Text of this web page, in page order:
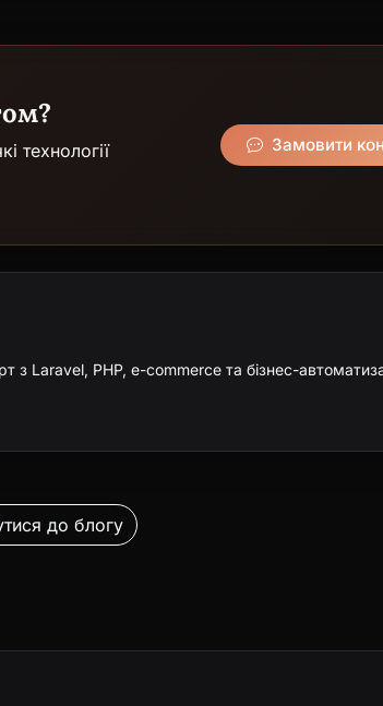
технології
Замовити
Laravel, PHP, e-commerce та бізнес-
до блогу